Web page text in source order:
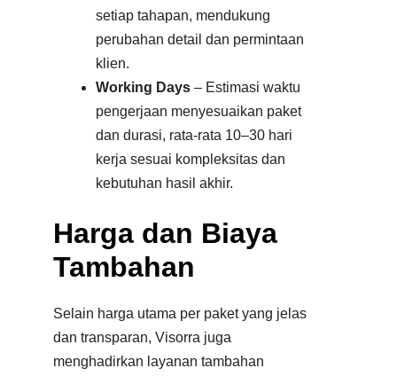
setiap tahapan, mendukung
perubahan detail dan permintaan
klien.
Working Days– Estimasi waktu
pengerjaan menyesuaikan paket
dan durasi, rata-rata 10–30 hari
kerja sesuai kompleksitas dan
kebutuhan hasil akhir.
Harga dan Biaya
Tambahan
Selain harga utama per paket yang jelas
dan transparan, Visorra juga
menghadirkan layanan tambahan